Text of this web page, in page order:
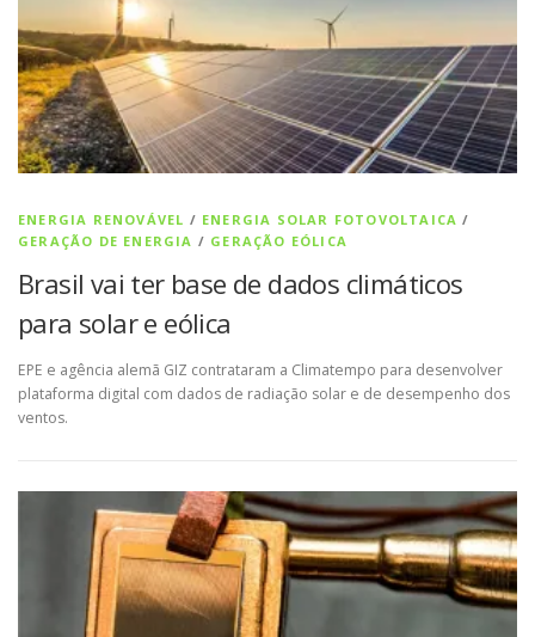
ENERGIA RENOVÁVEL / ENERGIA SOLAR FOTOVOLTAICA /
GERAÇÃO DE ENERGIA / GERAÇÃO EÓLICA
Brasil vai ter base de dados climáticos
para solar e eólica
EPE e agência alemã GIZ contrataram a Climatempo para desenvolver
plataforma digital com dados de radiação solar e de desempenho dos
ventos.